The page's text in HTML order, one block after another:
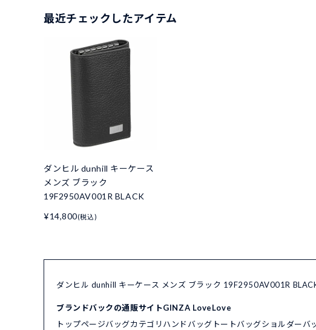
最近チェックしたアイテム
ダンヒル dunhill キーケース
メンズ ブラック
19F2950AV001R BLACK
¥14,800(税込)
ダンヒル dunhill キーケース メンズ ブラック 19F2950AV001R
ブランドバックの通販サイトGINZA LoveLove
トップページバッグカテゴリ ハンドバッグ トートバッグショルダーバ